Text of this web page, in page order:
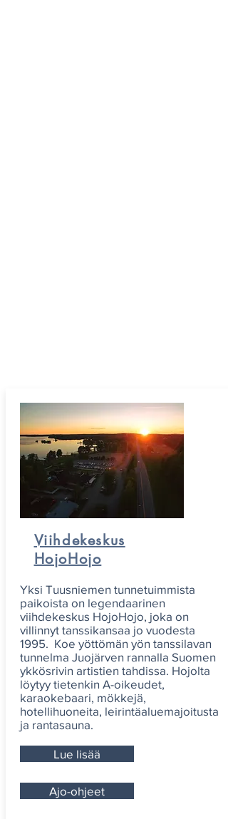
Viihdekeskus
HojoHojo
Yksi Tuusniemen tunnetuimmista
paikoista on legendaarinen
viihdekeskus HojoHojo, joka on
villinnyt tanssikansaa jo vuodesta
1995. Koe yöttömän yön tanssilavan
tunnelma Juojärven rannalla Suomen
ykkösrivin artistien tahdissa. Hojolta
löytyy tietenkin A-oikeudet,
karaokebaari, mökkejä,
hotellihuoneita, leirintäaluemajoitusta
ja rantasauna.
Lue lisää
Ajo-ohjeet